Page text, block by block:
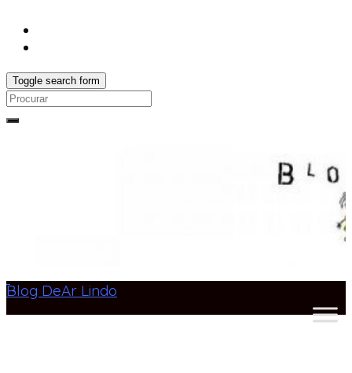
Toggle search form
Search
Blog DeAr Lindo